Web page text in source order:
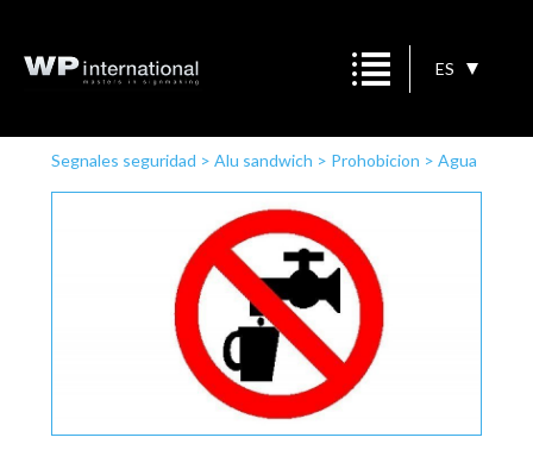
ES
Segnales seguridad > Alu sandwich > Prohobicion > Agua